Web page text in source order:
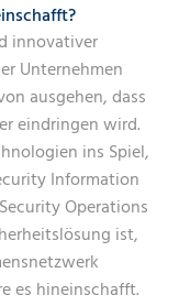
innovativer
Unternehmen
ausgehen, dass
eindringen wird.
ins Spiel,
Information
Operations
ist,
es hineinschafft.